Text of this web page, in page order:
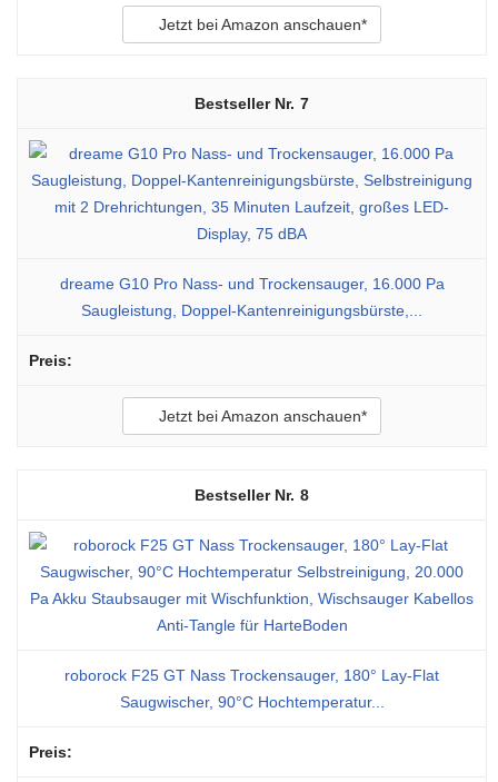
Jetzt bei Amazon anschauen*
7
dreame G10 Pro Nass- und Trockensauger, 16.000 Pa
Saugleistung, Doppel-Kantenreinigungsbürste,...
Jetzt bei Amazon anschauen*
8
roborock F25 GT Nass Trockensauger, 180° Lay-Flat
Saugwischer, 90°C Hochtemperatur...